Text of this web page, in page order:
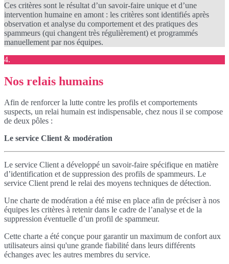
Ces critères sont le résultat d’un savoir-faire unique et d’une
intervention humaine en amont : les critères sont identifiés après
observation et analyse du comportement et des pratiques des
spammeurs (qui changent très régulièrement) et programmés
manuellement par nos équipes.
4.
Nos relais humains
Afin de renforcer la lutte contre les profils et comportements
suspects, un relai humain est indispensable, chez nous il se compose
de deux pôles :
Le service Client & modération
Le service Client a développé un savoir-faire spécifique en matière
d’identification et de suppression des profils de spammeurs. Le
service Client prend le relai des moyens techniques de détection.
Une charte de modération a été mise en place afin de préciser à nos
équipes les critères à retenir dans le cadre de l’analyse et de la
suppression éventuelle d’un profil de spammeur.
Cette charte a été conçue pour garantir un maximum de confort aux
utilisateurs ainsi qu'une grande fiabilité dans leurs différents
échanges avec les autres membres du service.